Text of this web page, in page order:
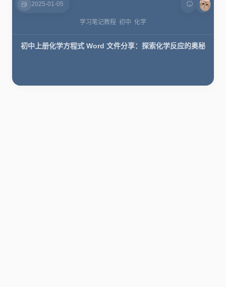
2025-01-05
学习笔记教程 初中 化学
初中上册化学方程式 Word 文件分享：探索化学反应的奥秘